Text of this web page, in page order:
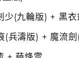
少(九輪版) + 黑衣
(兵濤版) + 魔流劍